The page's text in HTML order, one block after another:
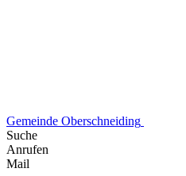
Gemeinde Oberschneiding
Suche
Anrufen
Mail